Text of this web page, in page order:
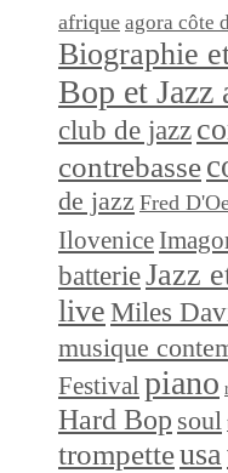
afrique agora côte
Biographie
Bop et Jazz
club de jazz
contrebasse
de jazz Fred
Ilovenice
batterieJazz
live Miles
musique
Festivalpiano
Hard Bop soul
trompetteusa